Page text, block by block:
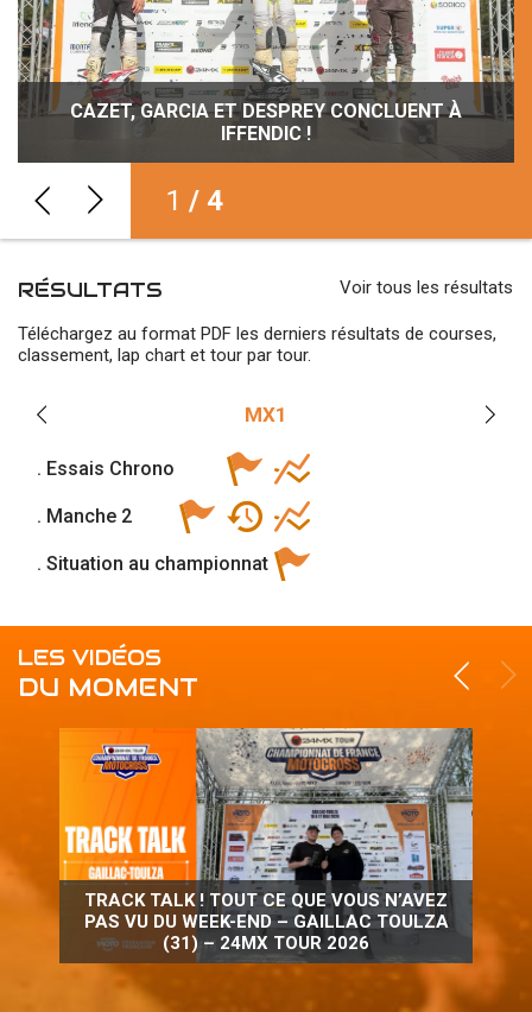
CAZET, GARCIA ET DESPREY CONCLUENT À
IFFENDIC !
LE CHAMPION ESPOIR, C’EST TIM LOPES !
FINALE À IFFENDIC AVEC FEBVRE ET VALIN !
TOUT SE JOUERA AU PREMIER VIRAGE AVEC
SMALLMX !
1 / 4
RÉSULTATS Voir tous les résultats
Téléchargez au format PDF les derniers résultats de courses,
classement, lap chart et tour par tour.
MX1
. Essais Chrono
. Manche 2
. Situation au championnat
LES VIDÉOS
DU MOMENT
TRACK TALK ! TOUT CE QUE VOUS N’AVEZ
PAS VU DU WEEK-END – GAILLAC TOULZA
(31) – 24MX TOUR 2026